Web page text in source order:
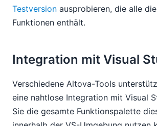
Testversion ausprobieren, die alle
Funktionen enthält.
Integration mit Visual
Verschiedene Altova-Tools
eine nahtlose Integration mit Visual
Sie die gesamte Funktionspalette